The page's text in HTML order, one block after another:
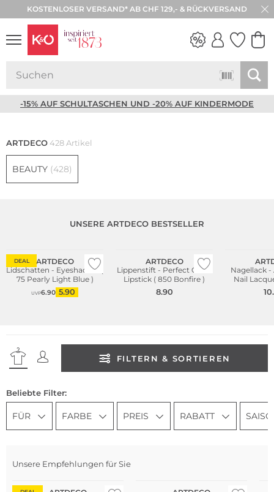
KOSTENLOSER VERSAND* AB CHF 129,- & RÜCKVERSAND
-15% AUF SCHULTASCHEN UND -20% AUF KINDERMODE
ARTDECO 428 Artikel
BEAUTY (428)
UNSERE ARTDECO BESTSELLER
DEAL
ARTDECO
Lidschatten - Eyeshadow (
75 Pearly Light Blue )
UVP6.90 5.90
ARTDECO
Lippenstift - Perfect Color
Lipstick ( 850 Bonfire )
8.90
Nagellack
Nail
FILTERN & SORTIEREN
Beliebte Filter:
FÜR FARBE PREIS RABATT
Unsere Empfehlungen für Sie